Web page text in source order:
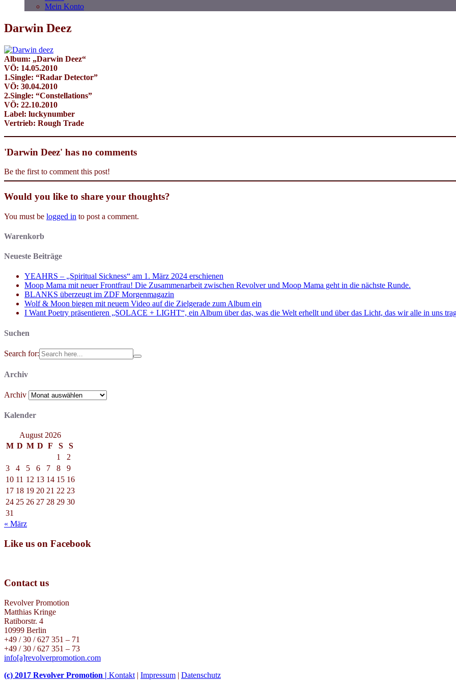
Mein Konto
Darwin Deez
Album: „Darwin Deez“
VÖ: 14.05.2010
1.Single: “Radar Detector”
VÖ: 30.04.2010
2.Single: “Constellations”
VÖ: 22.10.2010
Label: luckynumber
Vertrieb: Rough Trade
'Darwin Deez' has no comments
Be the first to comment this post!
Would you like to share your thoughts?
You must be logged in to post a comment.
Warenkorb
Neueste Beiträge
YEAHRS – „Spiritual Sickness“ am 1. März 2024 erschienen
Moop Mama mit neuer Frontfrau! Die Zusammenarbeit zwischen Revolver und Moop Mama geht in die nächste Runde.
BLANKS überzeugt im ZDF Morgenmagazin
Wolf & Moon biegen mit neuem Video auf die Zielgerade zum Album ein
I Want Poetry präsentieren „SOLACE + LIGHT“, ein Album über das, was die Welt erhellt und über das Licht, das wir alle in uns
Suchen
Search for:
Archiv
Archiv
Kalender
August 2026
M D M D F S
S
1
2
3
4 5 6 7 8
9
10 11 12 13 14 15 16
17 18 19 20 21 22 23
24 25 26 27 28 29 30
31
« März
Like us on Facebook
Contact us
Revolver Promotion
Matthias Kringe
Ratiborstr. 4
10999 Berlin
+49 / 30 / 627 351 – 71
+49 / 30 / 627 351 – 73
info[a]revolverpromotion.com
(c) 2017 Revolver Promotion | Kontakt | Impressum | Datenschutz